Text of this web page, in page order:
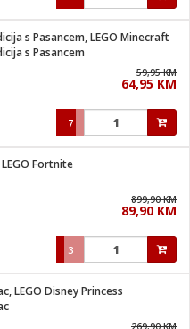
s Pasancem, LEGO Minecraft
s Pasancem
59,95 KM
64,95 KM
7
Fortnite
899,90 KM
89,90 KM
3
LEGO Disney Princess
269,90 KM